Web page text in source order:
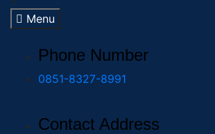
Menu
Phone Number
0851-8327-8991
Contact Address